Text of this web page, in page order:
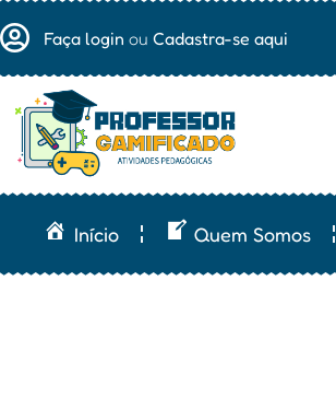
Faça login ou Cadastra-se aqui
Início Quem Somos